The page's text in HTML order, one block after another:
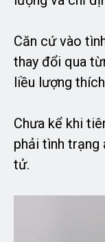
Căn cứ vào
thay đổi qua
liều lượng
Chưa kể khi
phải tình trạng
tử.